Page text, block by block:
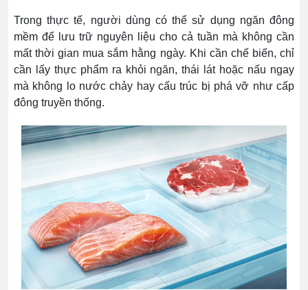
Trong thực tế, người dùng có thể sử dụng ngăn đông
mềm để lưu trữ nguyên liệu cho cả tuần mà không cần
mất thời gian mua sắm hằng ngày. Khi cần chế biến, chỉ
cần lấy thực phẩm ra khỏi ngăn, thái lát hoặc nấu ngay
mà không lo nước chảy hay cấu trúc bị phá vỡ như cấp
đông truyền thống.